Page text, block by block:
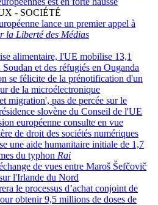
- SOCIÉTÉ
lance un premier appel à
la Liberté des Médias
alimentaire, l'UE mobilise 13,1
et des réfugiés en Ouganda
se félicite de la prénotification d'un
de la microélectronique
migration', pas de percée sur le
slovène du Conseil de l'UE
européenne consulte en vue
de droit des sociétés numériques
une aide humanitaire initiale de 1,7
du typhon Rai
de vues entre Maroš Šefčovič
l'Irlande du Nord
le processus d’achat conjoint de
obtenir 9,5 millions de doses de